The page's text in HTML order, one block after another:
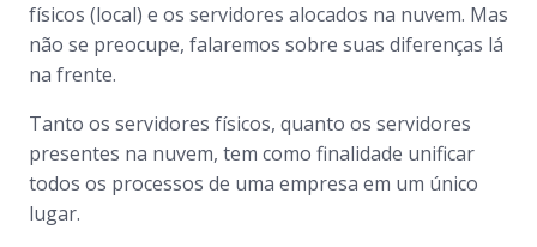
físicos (local) e os servidores alocados na nuvem. Mas
não se preocupe, falaremos sobre suas diferenças lá
na frente.
Tanto os servidores físicos, quanto os servidores
presentes na nuvem, tem como finalidade unificar
todos os processos de uma empresa em um único
lugar.